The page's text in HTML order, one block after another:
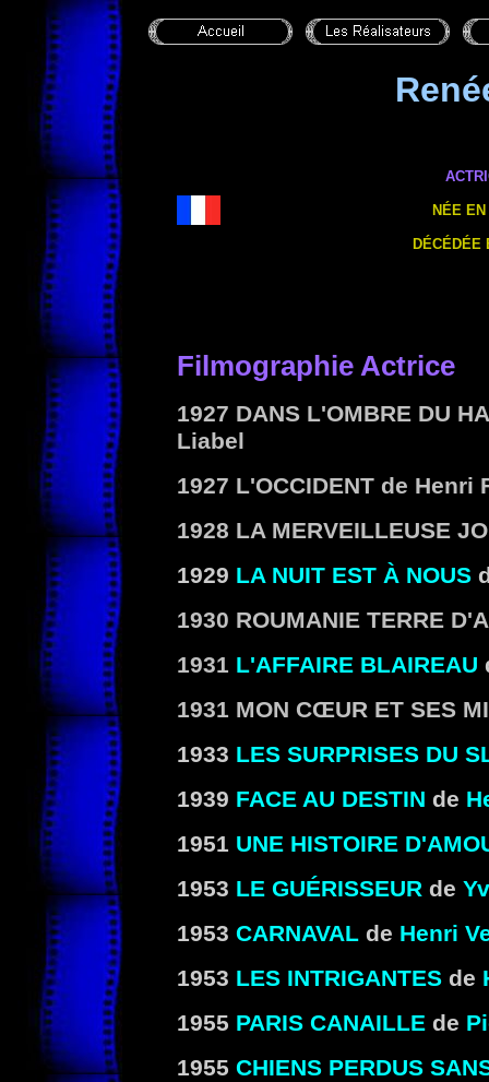
NÉE EN
DÉCÉDÉE
Filmographie Actrice
1927 DANS L'OMBRE DU
Liabel
1927 L'OCCIDENT de Henri
1928 LA MERVEILLEUSE
1929 LA NUIT EST À NOUS
1930 ROUMANIE TERRE
1931 L'AFFAIRE BLAIREAU
1931 MON CŒUR ET SES
1933 LES SURPRISES DU
1939 FACE AU DESTIN de
1951 UNE HISTOIRE
1953 LE GUÉRISSEUR de
1953 CARNAVAL de Henri
1953 LES INTRIGANTES de
1955 PARIS CANAILLE de
1955 CHIENS PERDUS